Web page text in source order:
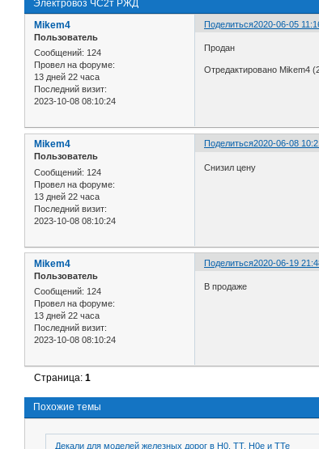
Электровоз ЧС2т РЖД
Поделиться2020-06-05
Mikem4
Пользователь
Сообщений: 124
Провел на форуме:
13 дней 22 часа
Последний визит:
2023-10-08 08:10:24
Продан
Отредактировано Mikem4
Поделиться2020-06-08
Mikem4
Пользователь
Сообщений: 124
Провел на форуме:
13 дней 22 часа
Последний визит:
2023-10-08 08:10:24
Снизил цену
Поделиться2020-06-19
Mikem4
Пользователь
Сообщений: 124
Провел на форуме:
13 дней 22 часа
Последний визит:
2023-10-08 08:10:24
В продаже
Страница:1
Похожие темы
Декали для моделей железных дорог в H0, TT, H0e и TTe